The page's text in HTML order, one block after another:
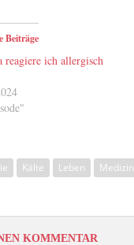
Beiträge
reagiere ich allergisch
Kälte Leben Medizin
KOMMENTAR